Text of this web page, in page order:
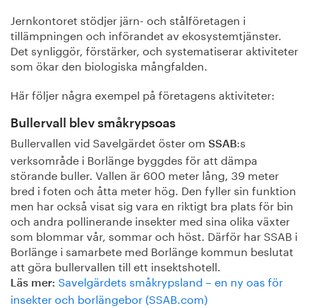
Jernkontoret stödjer järn- och stålföretagen i
tillämpningen och införandet av ekosystemtjänster.
Det synliggör, förstärker, och systematiserar aktiviteter
som ökar den biologiska mångfalden.
Här följer några exempel på företagens aktiviteter:
Bullervall blev småkrypsoas
Bullervallen vid Savelgärdet öster om SSAB:s
verksområde i Borlänge byggdes för att dämpa
störande buller. Vallen är 600 meter lång, 39 meter
bred i foten och åtta meter hög. Den fyller sin funktion
men har också visat sig vara en riktigt bra plats för bin
och andra pollinerande insekter med sina olika växter
som blommar vår, sommar och höst. Därför har SSAB i
Borlänge i samarbete med Borlänge kommun beslutat
att göra bullervallen till ett insektshotell.
Läs mer: Savelgärdets småkrypsland – en ny oas för
insekter och borlängebor (SSAB.com)